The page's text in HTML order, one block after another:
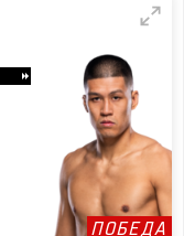
ПОБЕДА